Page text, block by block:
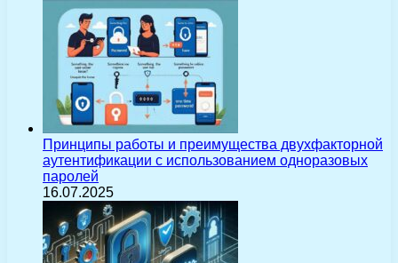
Принципы работы и преимущества двухфакторной
аутентификации с использованием одноразовых
паролей
16.07.2025